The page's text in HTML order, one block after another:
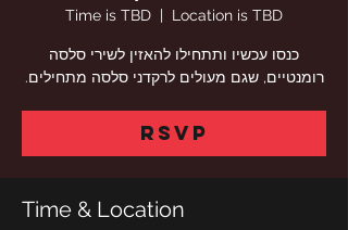
Time is TBD
  |
Location is TBD
כנסו עכשיו ותתחילו להאזין לשירי סלסה
רומנטיים, שגם מעולים לרקדני סלסה מתחילים.
RSVP
Time & Location